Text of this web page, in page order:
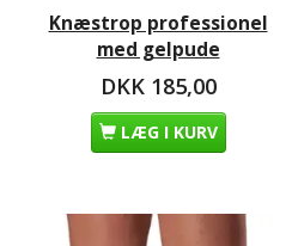
Knæstrop professionel
med gelpude
DKK 185,00
LÆG I KURV